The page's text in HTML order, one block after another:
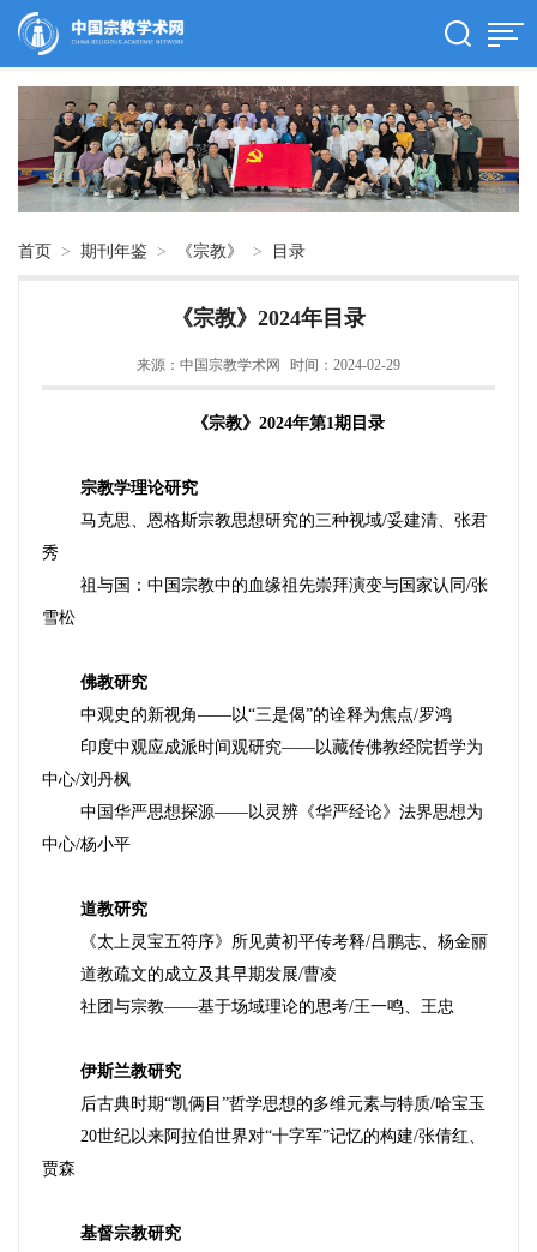
首页 > 期刊年鉴 > 《宗教》 > 目录
《宗教》2024年目录
来源：中国宗教学术网 时间：2024-02-29
《宗教》2024年第1期目录
宗教学理论研究
马克思、恩格斯宗教思想研究的三种视域/妥建清、张君
秀
祖与国：中国宗教中的血缘祖先崇拜演变与国家认同/张
雪松
佛教研究
中观史的新视角——以“三是偈”的诠释为焦点/罗鸿
印度中观应成派时间观研究——以藏传佛教经院哲学为
中心/刘丹枫
中国华严思想探源——以灵辨《华严经论》法界思想为
中心/杨小平
道教研究
《太上灵宝五符序》所见黄初平传考释/吕鹏志、杨金丽
道教疏文的成立及其早期发展/曹凌
社团与宗教——基于场域理论的思考/王一鸣、王忠
伊斯兰教研究
后古典时期“凯俩目”哲学思想的多维元素与特质/哈宝玉
20世纪以来阿拉伯世界对“十字军”记忆的构建/张倩红、
贾森
基督宗教研究